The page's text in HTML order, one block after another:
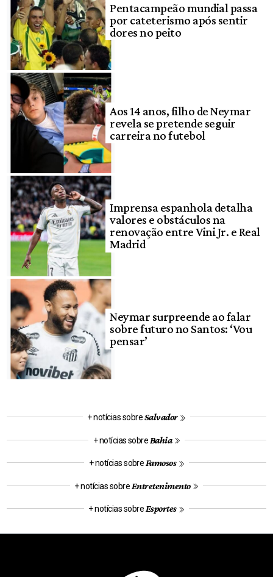
Pentacampeão mundial passa
por cateterismo após sentir
dores no peito
Aos 14 anos, filho de Neymar
revela se pretende seguir
carreira no futebol
Imprensa espanhola detalha
valores e obstáculos na
renovação entre Vini Jr. e Real
Madrid
Neymar surpreende ao falar
sobre futuro no Santos: ‘Vou
pensar’
+ notícias sobreSalvador
+ notícias sobre Bahia
+ notícias sobreFamosos
+ notícias sobre Entretenimento
+ notícias sobreEsportes